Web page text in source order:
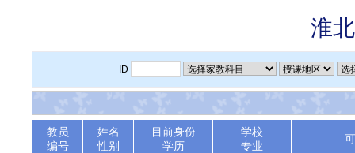
淮
ID
教员
编号
姓名
性别
目前身份
学历
学校
专业